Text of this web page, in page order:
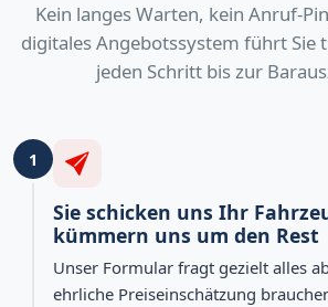
Kein langes Warten, kein Anruf-
digitales Angebotssystem führt Sie
jeden Schritt bis zur
1
Sie schicken uns Ihr
kümmern uns um den Rest
Unser Formular fragt gezielt alles
ehrliche Preiseinschätzung